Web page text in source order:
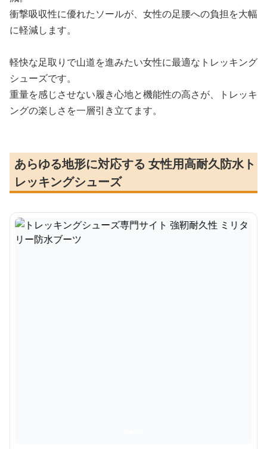
衝撃吸収性に優れたソールが、女性の足腰への負担を大幅
に軽減します。
軽快な足取りで山道を進みたい女性に最適なトレッキング
シューズです。
重量を感じさせない履き心地と機能性の高さが、トレッキ
ングの楽しさを一層引き立てます。
あらゆる地形に対応する 女性用高耐久防水ト
レッキングシューズ